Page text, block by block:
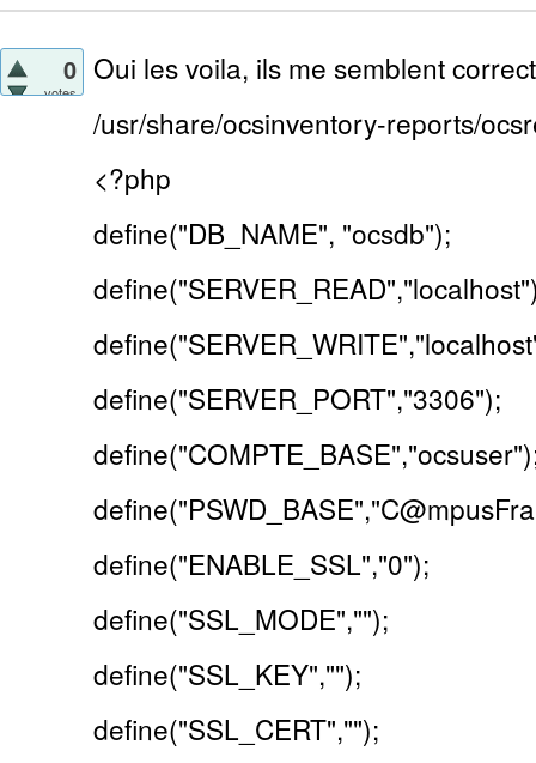
0
votes
Oui les voila, ils me semblent correct
/usr/share/ocsinventory-reports/
<?php
define("DB_NAME", "ocsdb");
define("SERVER_PORT","3306");
define("ENABLE_SSL","0");
define("SSL_MODE","");
define("SSL_KEY","");
define("SSL_CERT","");